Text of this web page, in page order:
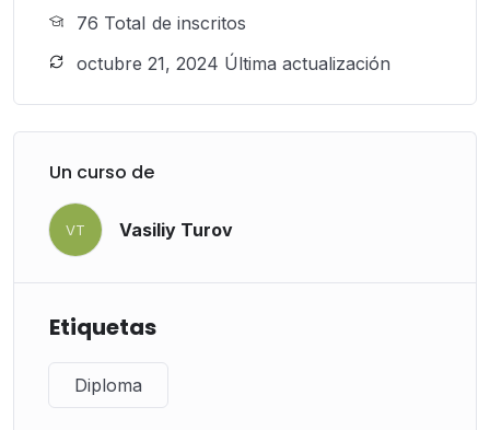
76 TotaI de inscritos
octubre 21, 2024 Última actualización
Un curso de
VT Vasiliy Turov
Etiquetas
Diploma